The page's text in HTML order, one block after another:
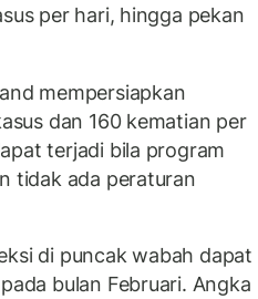
per hari, hingga pekan
mempersiapkan
dan 160 kematian per
terjadi bila program
tidak ada peraturan
di puncak wabah dapat
bulan Februari. Angka